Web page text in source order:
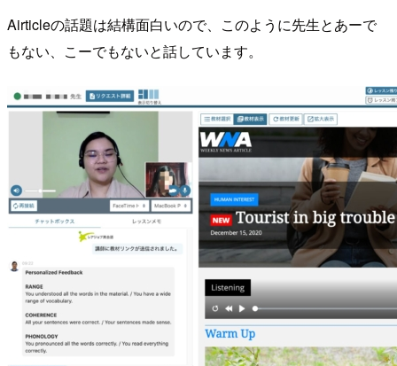
Airticleの話題は結構面白いので、このように先生とあーで
もない、こーでもないと話しています。